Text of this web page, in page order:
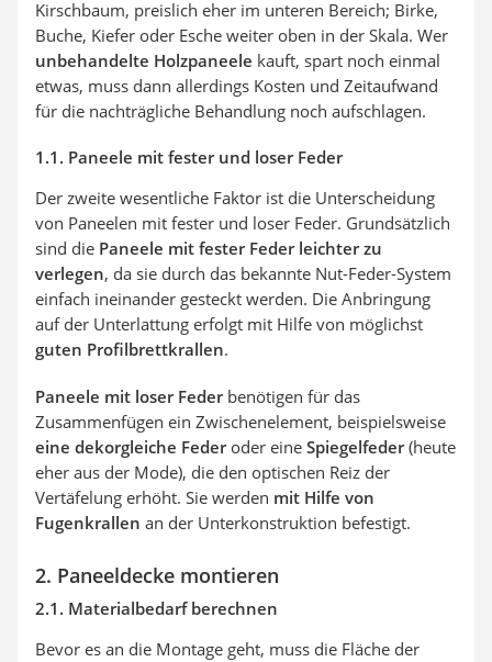
Kirschbaum, preislich eher im unteren Bereich; Birke,
Buche, Kiefer oder Esche weiter oben in der Skala. Wer
unbehandelte Holzpaneele kauft, spart noch einmal
etwas, muss dann allerdings Kosten und Zeitaufwand
für die nachträgliche Behandlung noch aufschlagen.
1.1. Paneele mit fester und loser Feder
Der zweite wesentliche Faktor ist die Unterscheidung
von Paneelen mit fester und loser Feder. Grundsätzlich
sind die Paneele mit fester Feder leichter zu
verlegen, da sie durch das bekannte Nut-Feder-System
einfach ineinander gesteckt werden. Die Anbringung
auf der Unterlattung erfolgt mit Hilfe von möglichst
guten Profilbrettkrallen.
Paneele mit loser Federbenötigen für das
Zusammenfügen ein Zwischenelement, beispielsweise
eine dekorgleiche Federoder eine Spiegelfeder(heute
eher aus der Mode), die den optischen Reiz der
Vertäfelung erhöht. Sie werden mit Hilfe von
Fugenkrallen an der Unterkonstruktion befestigt.
2. Paneeldecke montieren
2.1. Materialbedarf berechnen
Bevor es an die Montage geht, muss die Fläche der